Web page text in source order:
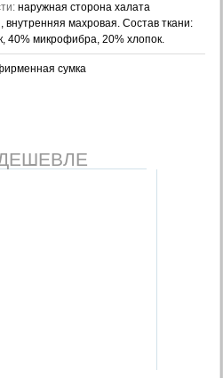
наружная сторона халата
внутренняя махровая. Состав ткани:
40% микрофибра, 20% хлопок.
сумка